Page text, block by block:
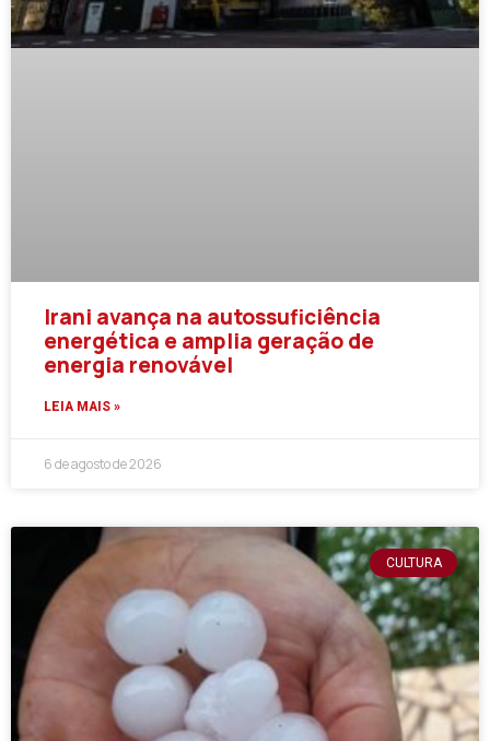
Irani avança na autossuficiência
energética e amplia geração de
energia renovável
LEIA MAIS »
6 de agosto de 2026
CULTURA